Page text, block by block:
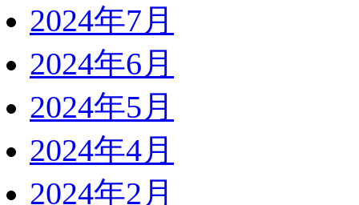
2024年7月
2024年6月
2024年5月
2024年4月
2024年2月